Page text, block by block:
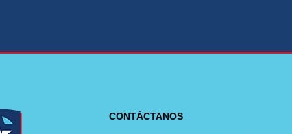
CONTÁCTANOS